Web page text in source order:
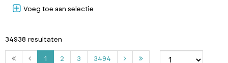
Voeg toe aan selectie
34938 resultaten
1 2 3 3494